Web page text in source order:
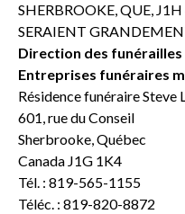
SHERBROOKE, QUE,
SERAIENT
Direction des funérailles
Entreprises funéraires
Résidence funéraire Steve
601, rue du Conseil
Sherbrooke, Québec
Canada J1G 1K4
Tél. : 819-565-1155
Téléc. : 819-820-8872